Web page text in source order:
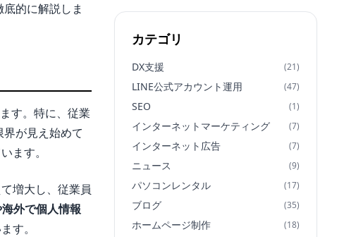
的に解説しま
す。特に、従業
が見え始めて
ます。
増大し、従業員
外で個人情報
す。
カテゴリ
DX支援 (21)
LINE公式アカウント運用 (47)
SEO (1)
インターネットマーケティング (7)
インターネット広告 (7)
ニュース (9)
パソコンレンタル (17)
ブログ (35)
ホームページ制作 (18)